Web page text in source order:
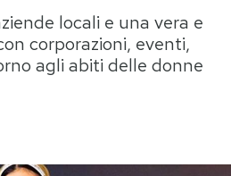
Consumismi
Storie/Idee
Altrecose
locali e una vera e
corporazioni, eventi,
agli abiti delle donne